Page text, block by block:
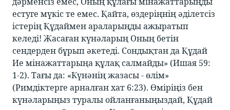
естуге мүкіс те емес. Қайта, өздеріңнің әділетсіз
істерің Құдаймен араларыңды ажыратып
келеді! Жасаған күнәларың Оның бетін
сендерден бұрып әкетеді. Сондықтан да Құдай
Ие мінажаттарыңа құлақ салмайды» (Ишая 59:
1-2). Тағы да: «Күнәнің жазасы - өлім»
(Римдіктерге арналған хат 6:23). Өміріңіз бен
күнәларыңыз туралы ойланғаныңыздай, Құдай